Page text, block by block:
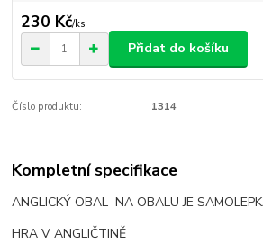
230 Kč/ks
Přidat do košíku
Číslo produktu: 1314
Kompletní specifikace
ANGLICKÝ OBAL NA OBALU JE
HRA V ANGLIČTINĚ